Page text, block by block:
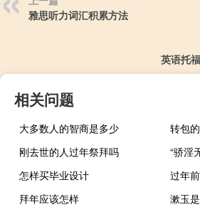
雅思听力词汇积累方法
英语托
相关问题
大多数人的智商是多少
转包
刚去世的人过年祭拜吗
“骄淫
怎样买毕业设计
过年
拜年应该怎样
漱玉